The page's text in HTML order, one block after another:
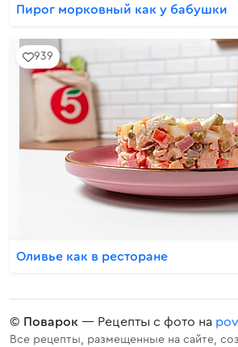
Пирог морковный как у бабушки
939
Оливье как в ресторане
© Поварок — Рецепты с фото на
Все рецепты, размещенные на сайте,